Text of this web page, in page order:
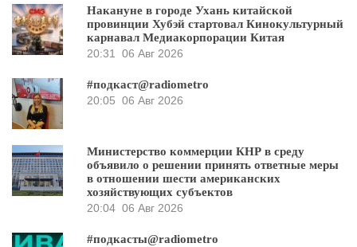
Накануне в городе Ухань китайской
провинции Хубэй стартовал Кинокультурный
карнавал Медиакорпорации Китая
20:31
06 Авг 2026
#подкаст@radiometro
20:05 06 Авг 2026
Министерство коммерции КНР в среду
объявило о решении принять ответные меры
в отношении шести американских
хозяйствующих субъектов
20:04 06 Авг 2026
#подкасты@radiometro